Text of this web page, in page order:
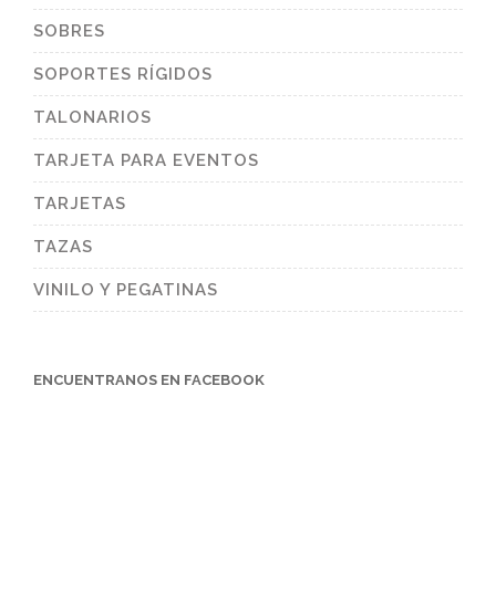
SOBRES
SOPORTES RÍGIDOS
TALONARIOS
TARJETA PARA EVENTOS
TARJETAS
TAZAS
VINILO Y PEGATINAS
ENCUENTRANOS EN FACEBOOK